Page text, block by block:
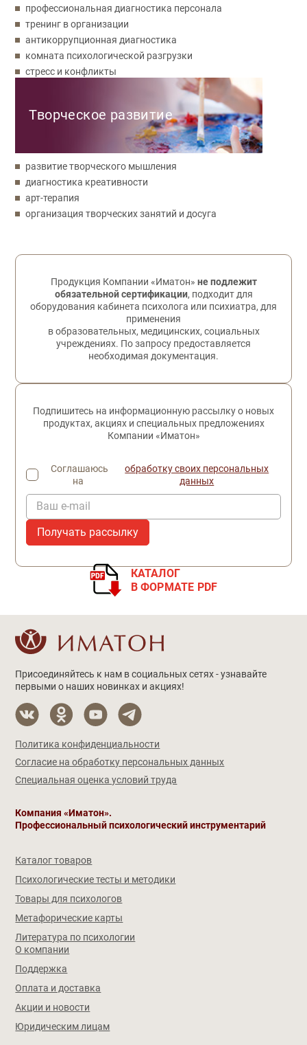
профессиональная диагностика персонала
тренинг в организации
антикоррупционная диагностика
комната психологической разгрузки
стресс и конфликты
Творческое развитие
развитие творческого мышления
диагностика креативности
арт-терапия
организация творческих занятий и досуга
Обратная связь
Продукция Компании «Иматон» не подлежит
обязательной сертификации, подходит для
оборудования кабинета психолога или психиатра, для
применения
в образовательных, медицинских, социальных
учреждениях. По запросу предоставляется
необходимая документация.
Подпишитесь на информационную рассылку о новых
продуктах, акциях и специальных предложениях
Компании «Иматон»
Соглашаюсь
на
обработку своих персональных
данных
Ваш e-mail
КАТАЛОГ
В ФОРМАТЕ PDF
Присоединяйтесь к нам в социальных сетях - узнавайте
первыми о наших новинках и акциях!
Политика конфиденциальности
Согласие на обработку персональных данных
Специальная оценка условий труда
Компания «Иматон».
Профессиональный психологический инструментарий
Каталог товаров
Психологические тесты и методики
Товары для психологов
Метафорические карты
Литература по психологии
О компании
Поддержка
Оплата и доставка
Акции и новости
Юридическим лицам